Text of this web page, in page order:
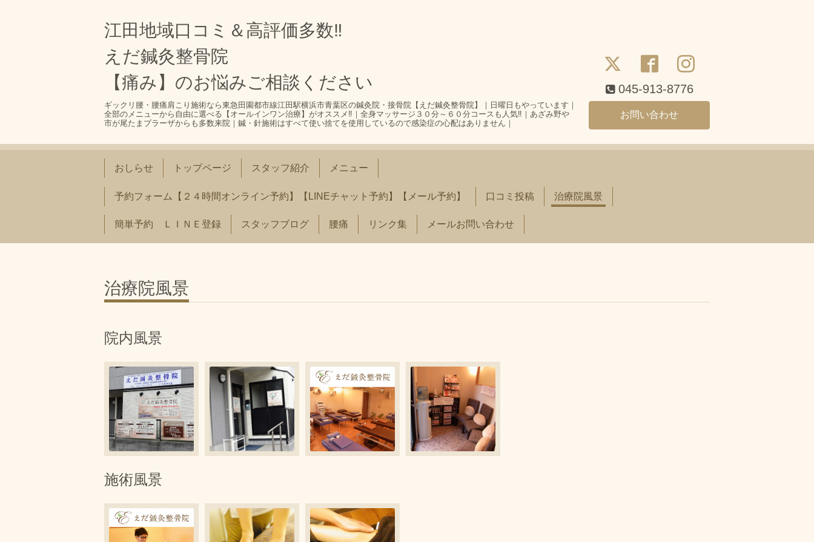
江田地域口コミ＆高評価多数‼
えだ鍼灸整骨院
【痛み】のお悩みご相談ください
ギックリ腰・腰痛肩こり施術なら東急田園都市線江田駅横浜市青葉区の鍼灸院・接骨院【えだ鍼灸整骨院】｜日曜日もやっています｜
全部のメニューから自由に選べる【オールインワン治療】がオススメ‼｜全身マッサージ３０分～６０分コースも人気‼｜あざみ野や
市が尾たまプラーザからも多数来院｜鍼・針施術はすべて使い捨てを使用しているので感染症の心配はありません｜
045-913-8776
お問い合わせ
おしらせ トップページ スタッフ紹介 メニュー
予約フォーム【２４時間オンライン予約】【LINEチャット予約】【メール予約】 口コミ投稿 治療院風景
簡単予約 ＬＩＮＥ登録 スタッフブログ 腰痛 リンク集 メールお問い合わせ
治療院風景
院内風景
施術風景